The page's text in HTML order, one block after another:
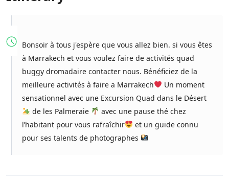
Bonsoir à tous j'espère que vous allez bien. si vous êtes
à Marrakech et vous voulez faire de activités quad
buggy dromadaire contacter nous. Bénéficiez de la
meilleure activités à faire a Marrakech
Un moment
sensationnel avec une Excursion Quad dans le Désert
de les Palmeraie
avec une pause thé chez
l’habitant pour vous rafraîchir
et un guide connu
pour ses talents de photographes